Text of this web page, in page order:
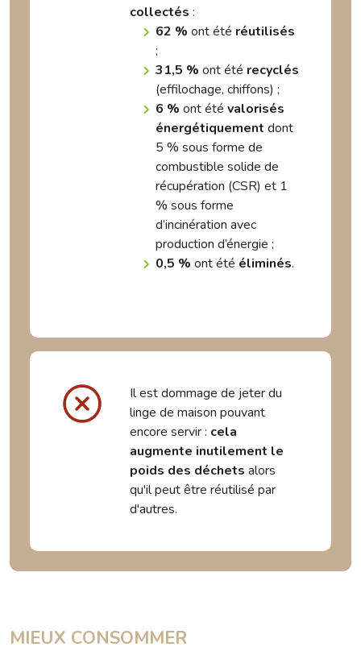
collectés :
62 % ont été réutilisés
;
31,5 % ont été recyclés
(effilochage, chiffons) ;
6 % ont été valorisés
énergétiquement dont
5 % sous forme de
combustible solide de
récupération (CSR) et 1
% sous forme
d’incinération avec
production d’énergie ;
0,5 % ont été éliminés.
Il est dommage de jeter du
linge de maison pouvant
encore servir : cela
augmente inutilement le
poids des déchets alors
qu'il peut être réutilisé par
d'autres.
MIEUX CONSOMMER